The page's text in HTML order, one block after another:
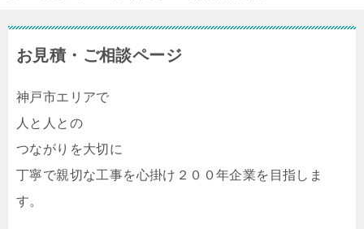
お見積・ご相談ページ
神戸市エリアで
人と人との
つながりを大切に
丁寧で親切な工事を心掛け２００年企業を目指しま
す。